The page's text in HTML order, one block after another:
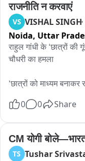
राजनीति न करवाएं
VS VISHAL SINGH
Noida, Uttar
राहुल गांधी के ‘छात्रों की
चौधरी का हमला
‘छात्रों को माध्यम
युवा हमारे देश का भविष्य हैं,
झारखंड में छात्र अपनी
0 0 Share
CM योगी
TS Tushar